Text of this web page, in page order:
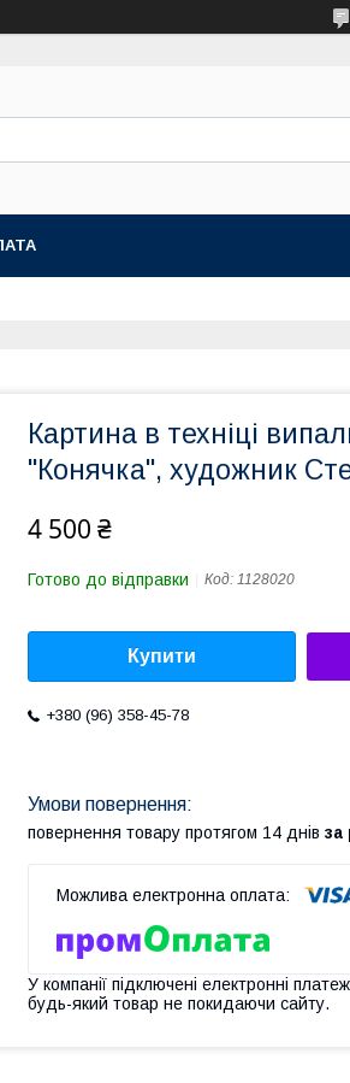
Картина в техніці
"Конячка", художник
4 500 ₴
Готово до відправки Код: 1128020
Купити
+380 (96) 358-45-78
повернення товару протягом 14 днів за
У компанії підключені електронні
будь-який товар не покидаючи сайту.